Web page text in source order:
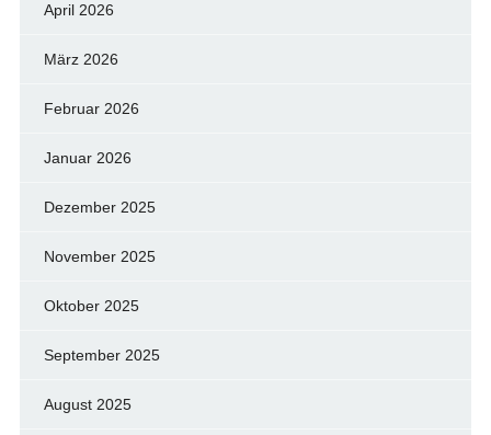
April 2026
März 2026
Februar 2026
Januar 2026
Dezember 2025
November 2025
Oktober 2025
September 2025
August 2025